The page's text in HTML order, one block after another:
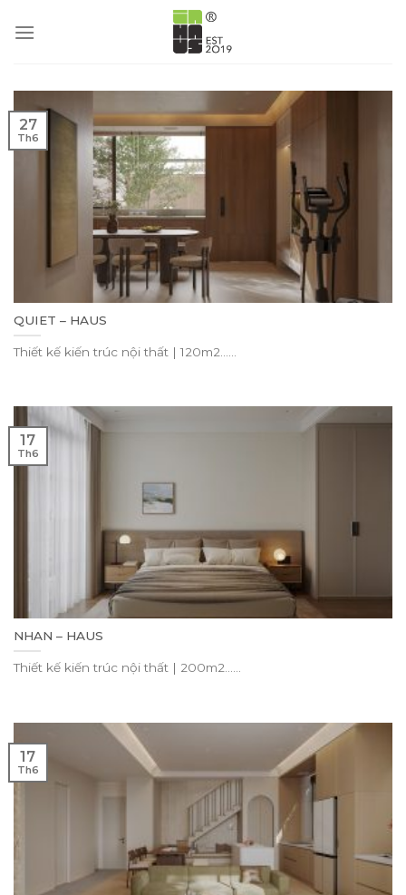
QUIET – HAUS
Thiết kế kiến trúc nội thất | 120m2......
27
Th6
NHAN – HAUS
Thiết kế kiến trúc nội thất | 200m2......
17
Th6
17
Th6